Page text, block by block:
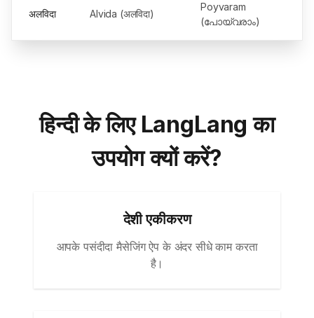
अलविदा Alvida (अलविदा)
Poyvaram
(പോയ്‌വരാം)
हिन्दी के लिए LangLang का
उपयोग क्यों करें?
देशी एकीकरण
आपके पसंदीदा मैसेजिंग ऐप के अंदर सीधे काम करता
है।